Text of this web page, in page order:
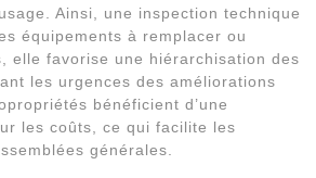
Ainsi, une inspection technique
équipements à remplacer ou
elle favorise une hiérarchisation des
les urgences des améliorations
bénéficient d’une
les coûts, ce qui facilite les
générales.